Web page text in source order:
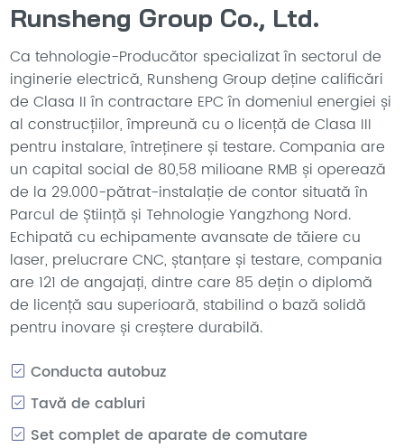
Runsheng Group Co., Ltd.
Ca tehnologie-Producător specializat în sectorul de
inginerie electrică, Runsheng Group deține calificări
de Clasa II în contractare EPC în domeniul energiei și
al construcțiilor, împreună cu o licență de Clasa III
pentru instalare, întreținere și testare. Compania are
un capital social de 80,58 milioane RMB și operează
de la 29.000-pătrat-instalație de contor situată în
Parcul de Știință și Tehnologie Yangzhong Nord.
Echipată cu echipamente avansate de tăiere cu
laser, prelucrare CNC, ștanțare și testare, compania
are 121 de angajați, dintre care 85 dețin o diplomă
de licență sau superioară, stabilind o bază solidă
pentru inovare și creștere durabilă.
Conducta autobuz
Tavă de cabluri
Set complet de aparate de comutare